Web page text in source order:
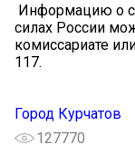
Информацию о
силах России
комиссариате
117.
Город Курчатов
127770